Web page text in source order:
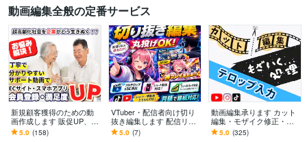
動画編集全般の定番サービス
新規顧客獲得のための動
画作成します 販促UP、S
EO改善、新規顧客獲得に
最適な動画作成
5.0 (158)
VTuber・配信者向け切り
抜き編集します 配信リン
クを送るだけ、切り抜き
から編集まで丸投げOK！
5.0 (7)
動画編集承ります カット
編集・モザイク修正・テ
ロップ入力
5.0 (325)